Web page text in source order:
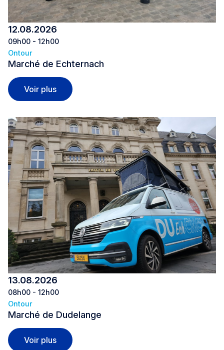
Marché de Echternach
Ontour
12.08.2026
09h00 - 12h00
Voir plusMarché de Echternach
Marché de Dudelange
Ontour
13.08.2026
08h00 - 12h00
Voir plusMarché de Dudelange